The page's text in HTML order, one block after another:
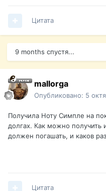
Цитата
9 months спустя...
mallorga
Опубликовано: 5
Получила Ноту Симпле на
долгах. Как можно получить
должен погашать, и каков
Цитата